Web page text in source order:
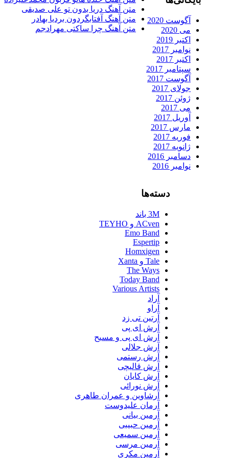
متن آهنگ دریا بدون تو علی صدیقی
متن آهنگ آفتابگردون بردیا بهادر
متن آهنگ چرا ساکتی مهرادجم
آگوست 2020
سپتامبر 2017
آگوست 2017
مارس 2017
دسامبر 2016
ACven و TEYHO
Emo Band
Espertip
Homxigen
The Ways
Today Band
Various Artists
آرتین تی زد
آرش ای پی
آرش ای پی و مسیح
آرش جلالی
آرش رستمی
آرش قالیچی
آرش کایان
آرش نورائی
آرشاوین و عمران طاهری
آرمان علیدوست
آرمین بیانی
آرمین حبیبی
آرمین سمیعی
آرمین مرسی
آرمین مکری